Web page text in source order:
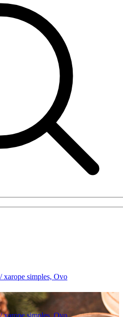
xarope simples, Ovo
xarope simples, Ovo